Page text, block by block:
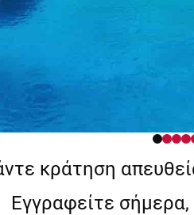
κράτηση
Εγγραφείτε